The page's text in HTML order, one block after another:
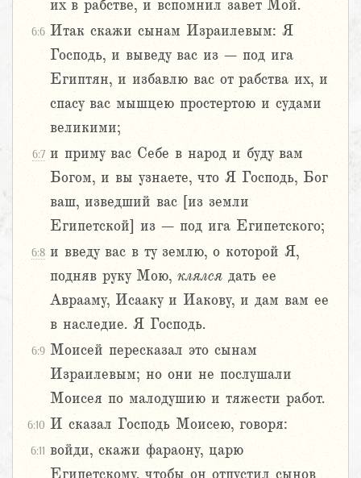
их в рабстве, и вспомнил завет Мой.
6:6 Итак скажи сынам Израилевым: Я
Господь, и выведу вас из – под ига
Египтян, и избавлю вас от рабства их, и
спасу вас мышцею простертою и судами
великими;
6:7 и приму вас Себе в народ и буду вам
Богом, и вы узнаете, что Я Господь, Бог
ваш, изведший вас [из земли
Египетской] из – под ига Египетского;
6:8 и введу вас в ту землю, о которой Я,
подняв руку Мою, клялся дать ее
Аврааму, Исааку и Иакову, и дам вам ее
в наследие. Я Господь.
6:9 Моисей пересказал это сынам
Израилевым; но они не послушали
Моисея по малодушию и тяжести работ.
6:10 И сказал Господь Моисею, говоря:
6:11 войди, скажи фараону, царю
Египетскому, чтобы он отпустил сынов